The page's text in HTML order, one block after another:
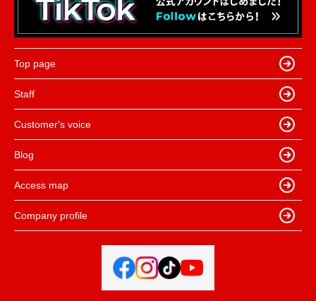
Top page
Staff
Customer's voice
Blog
Access map
Company profile